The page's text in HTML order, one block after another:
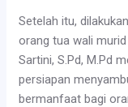
Setelah itu,
orang tua wali
Sartini, S.Pd, M.Pd
persiapan
bermanfaat bagi